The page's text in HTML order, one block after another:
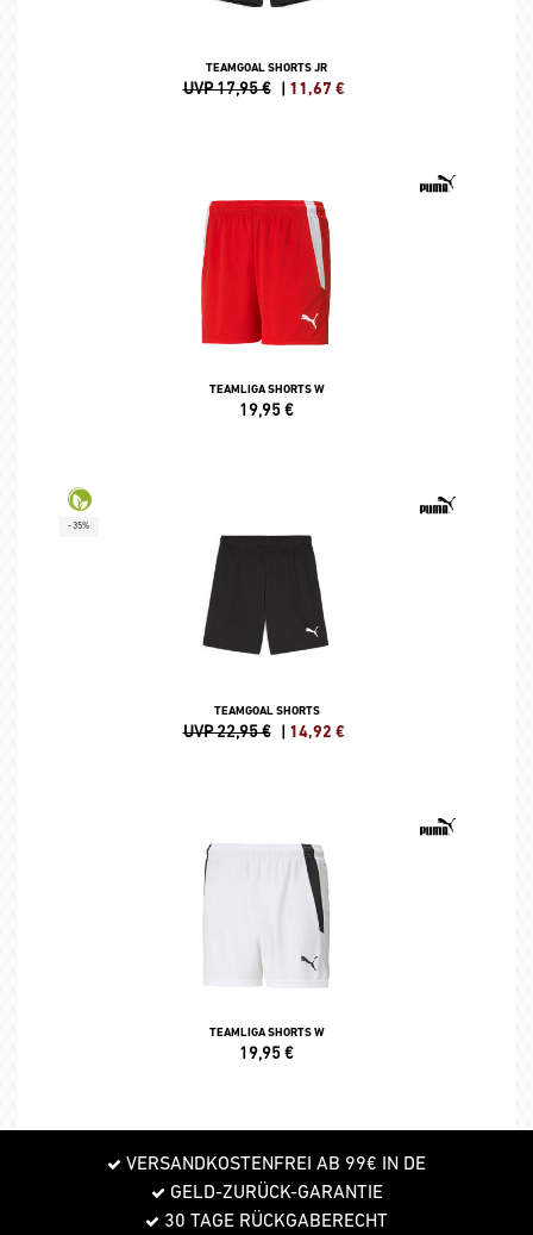
TEAMGOAL SHORTS JR
UVP 17,95 € | 11,67 €
TEAMLIGA SHORTS W
19,95€
-35%
TEAMGOAL SHORTS
UVP 22,95 € | 14,92 €
TEAMLIGA SHORTS W
19,95€
VERSANDKOSTENFREI AB 99€ IN DE
GELD-ZURÜCK-GARANTIE
30 TAGE RÜCKGABERECHT